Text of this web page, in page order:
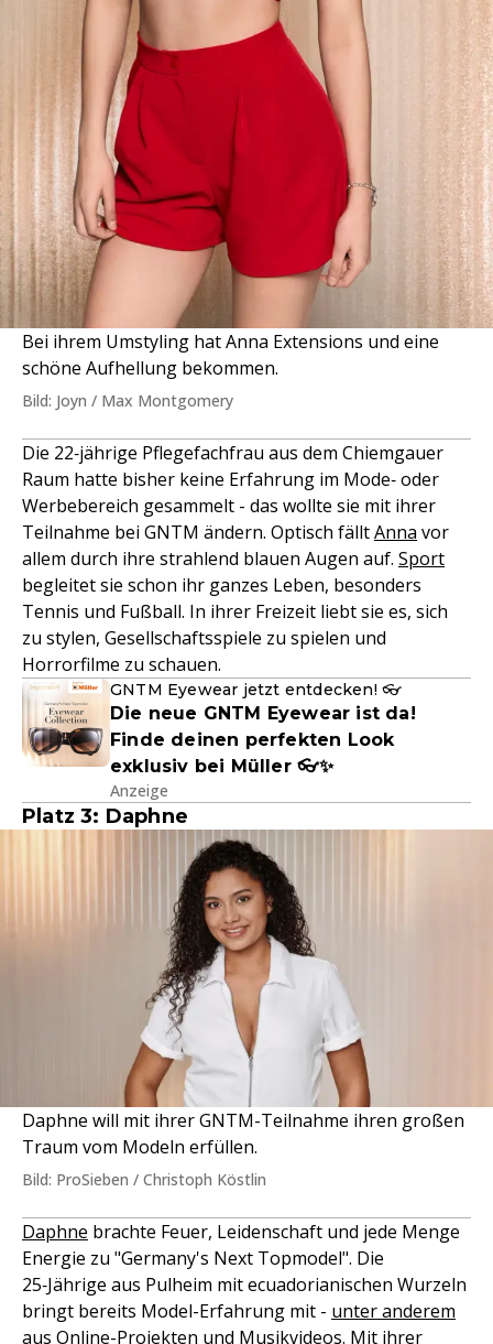
Bei ihrem Umstyling hat Anna Extensions und eine
schöne Aufhellung bekommen.
Bild: Joyn / Max Montgomery
Die 22‑jährige Pflegefachfrau aus dem Chiemgauer
Raum hatte bisher keine Erfahrung im Mode‑ oder
Werbebereich gesammelt - das wollte sie mit ihrer
Teilnahme bei GNTM ändern. Optisch fälltAnna vor
allem durch ihre strahlend blauen Augen auf. Sport
begleitet sie schon ihr ganzes Leben, besonders
Tennis und Fußball. In ihrer Freizeit liebt sie es, sich
zu stylen, Gesellschaftsspiele zu spielen und
Horrorfilme zu schauen.
GNTM Eyewear jetzt entdecken! 👓
Die neue GNTM Eyewear ist da!
Finde deinen perfekten Look
exklusiv bei Müller 👓✨
Anzeige
Platz 3: Daphne
Daphne will mit ihrer GNTM-Teilnahme ihren großen
Traum vom Modeln erfüllen.
Bild: ProSieben / Christoph Köstlin
Daphne brachte Feuer, Leidenschaft und jede Menge
Energie zu "Germany's Next Topmodel". Die
25‑Jährige aus Pulheim mit ecuadorianischen Wurzeln
bringt bereits Model-Erfahrung mit - unter anderem
aus Online-Projekten und Musikvideos. Mit ihrer